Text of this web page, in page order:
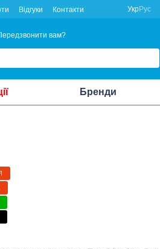
Відгуки Контакти УкрРус
вам?
Бренди